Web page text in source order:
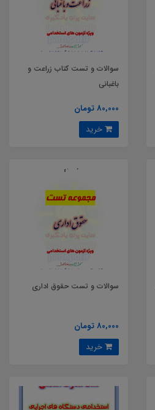
سوالات و تست کتاب زراعت و
باغبانی
80,000 تومان
سوالات و تست حقوق اداری
80,000 تومان